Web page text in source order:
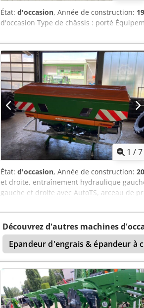
État: d'occasion, Année de construction:
d'occasion Type de châssis : porté
1 /7
État: d'occasion, Année de construction:
et droite, entraînement hydraulique
gauche et droite avec AutoTS, arceau de
pivotant, éclairage de travail, capteur
A Tzwsx Ahijck
Découvrez d'autres machines
Epandeur d'engrais & épandeur à